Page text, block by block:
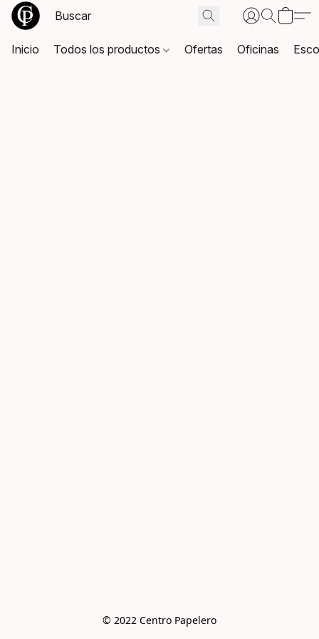
Inicio Todos los productos Ofertas Oficinas
© 2022 Centro Papelero